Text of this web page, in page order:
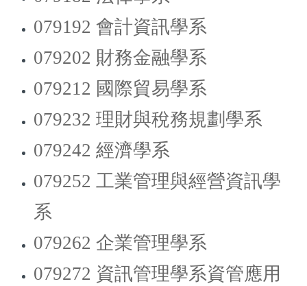
079192 會計資訊學系
079202 財務金融學系
079212 國際貿易學系
079232 理財與稅務規劃學系
079242 經濟學系
079252 工業管理與經營資訊學
系
079262 企業管理學系
079272 資訊管理學系資管應用